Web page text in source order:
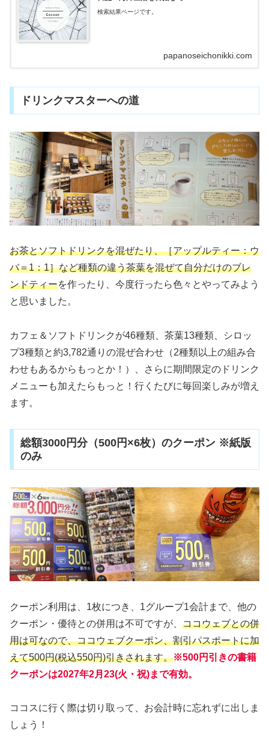
検索結果ページです。
papanoseichonikki.com
ドリンクマスターへの道
お茶とソフトドリンクを混ぜたり、［アップルティー：ウ
バ＝1：1］など種類の違う茶葉を混ぜて自分だけのブレ
ンドティーを作ったり、今度行ったら色々とやってみよう
と思いました。
カフェ＆ソフトドリンクが46種類、茶葉13種類、シロッ
プ3種類と約3,782通りの混ぜ合わせ（2種類以上の組み合
わせもあるからもっとか！）、さらに期間限定のドリンク
メニューも加えたらもっと！行くたびに毎回楽しみが増え
ます。
総額3000円分（500円×6枚）のクーポン ※紙版
のみ
クーポン利用は、1枚につき、1グループ1会計まで、他の
クーポン・優待との併用は不可ですが、 ココウェブとの併
用は可なので、ココウェブクーポン、割引パスポートに加
えて500円(税込550円)引きされます。※500円引きの書籍
クーポンは2027年2月23(火・祝)まで有効。
ココスに行く際は切り取って、お会計時に忘れずに出しま
しょう！